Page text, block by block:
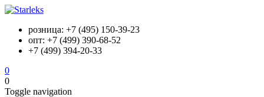
розница: +7 (495) 150-39-23
опт: +7 (499) 390-68-52
+7 (499) 394-20-33
0
0
Toggle navigation